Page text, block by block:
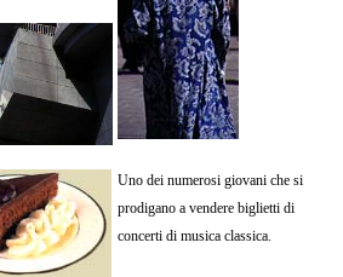
Uno dei numerosi giovani che si
prodigano a vendere biglietti di
concerti di musica classica.